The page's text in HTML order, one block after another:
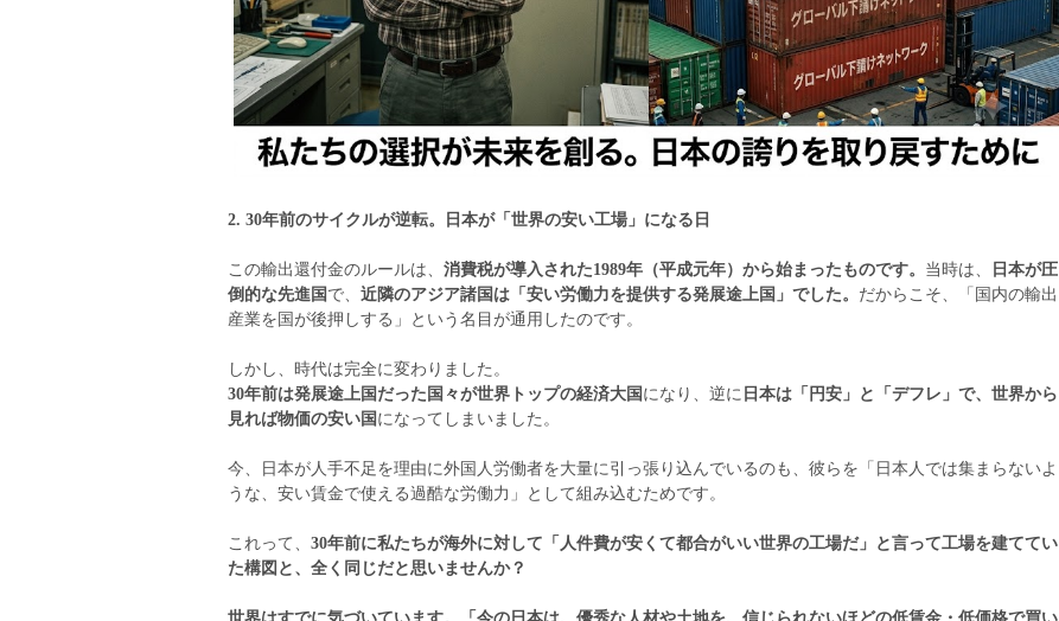
2. 30年前のサイクルが逆転。日本が「世界の安い工場」になる日
この輸出還付金のルールは、 消費税が導入された1989年（平成元年）から始まったものです。 当時は、
日本が圧
倒的な先進国 で、 近隣のアジア諸国は「安い労働力を提供する発展途上国」でした。 だからこそ、「国内の輸出
産業を国が後押しする」という名目が通用したのです。
しかし、時代は完全に変わりました。
30年前は発展途上国だった国々が世界トップの経済大国 になり、逆に 日本は「円安」と「デフレ」で、世界から
見れば物価の安い国 になってしまいました。
今、日本が人手不足を理由に外国人労働者を大量に引っ張り込んでいるのも、彼らを「日本人では集まらないよ
うな、安い賃金で使える過酷な労働力」として組み込むためです。
これって、 30年前に私たちが海外に対して「人件費が安くて都合がいい世界の工場だ」と言って工場を建ててい
た構図と、全く同じだと思いませんか？